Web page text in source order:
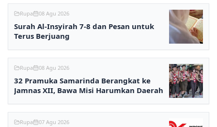
Rupa 08 Agu 2026
Surah Al-Insyirah 7-8 dan Pesan untuk
Terus Berjuang
Rupa 08 Agu 2026
32 Pramuka Samarinda Berangkat ke
Jamnas XII, Bawa Misi Harumkan Daerah
Rupa 07 Agu 2026